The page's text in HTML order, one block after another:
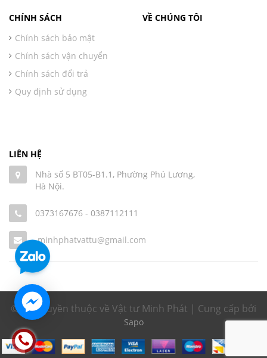
CHÍNH SÁCH
Chính sách bảo mật
Chính sách vận chuyển
Chính sách đổi trả
Quy định sử dụng
VỀ CHÚNG TÔI
LIÊN HỆ
Nhà số 5 BT05-B1.1, Phường Phú Lương,
Hà Nội.
0373167676 - 0387112111
minhphatvattu@gmail.com
© Bản quyền thuộc về Vật tư Minh Phát | Cung cấp bởi
Sapo